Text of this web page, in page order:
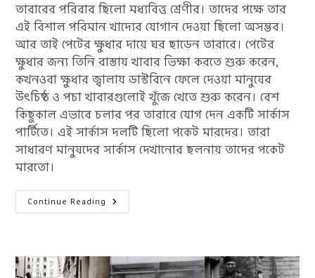
তারারের পরিবার ছিলো মধ্যবিত্ত শ্রেণীর। তাদের পক্ষে তার
এই বিশাল পরিমান খাদ্যের যোগান দেওয়া ছিলো অসম্ভব।
আর তাই পেটের ক্ষুধার দায়ে ঘর ছাড়েন তারারে। পেটের
ক্ষুধার জন্য তিনি রাস্তায় খাবার ভিক্ষা করতে শুরু করেন,
কখনওবা ক্ষুধার জ্বালায় ডাস্টবিনে ফেলে দেওয়া মানুষের
উৎচিষ্ঠ ও পচা খাবারগুলোই খুঁজে খেতে শুরু করেন। বেশ
কিছুকাল এভাবে চলার পর তারারে যোগ দেন একটি সার্কাস
পার্টিতে। এই সার্কাস দলটি ছিলো পকেট মারদের। তারা
সাধারণ মানুষদের সার্কাস দেখানোর ছলনায় তাদের পকেট
মারতো।
Continue Reading তারারে:
পৃথিবীর
জীবন্ত
কুকুর,